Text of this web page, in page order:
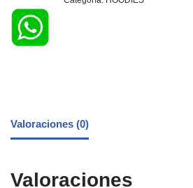
Valoraciones (0)
Valoraciones